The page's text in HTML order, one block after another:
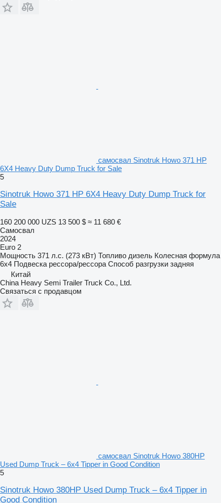
самосвал Sinotruk Howo 371 HP
6X4 Heavy Duty Dump Truck for Sale
5
Sinotruk Howo 371 HP 6X4 Heavy Duty Dump Truck for
Sale
160 200 000 UZS 13 500 $ ≈ 11 680 €
Самосвал
2024
Euro 2
Мощность 371 л.с. (273 кВт) Топливо дизель Колесная формула
6x4 Подвеска рессора/рессора Способ разгрузки задняя
Китай
China Heavy Semi Trailer Truck Co., Ltd.
Связаться с продавцом
самосвал Sinotruk Howo 380HP
Used Dump Truck – 6x4 Tipper in Good Condition
5
Sinotruk Howo 380HP Used Dump Truck – 6x4 Tipper in
Good Condition